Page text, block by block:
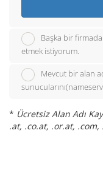
Başka bir firmada
etmek istiyorum.
Mevcut bir alan
* Ücretsiz Alan Adı
.at, .co.at, .or.at,